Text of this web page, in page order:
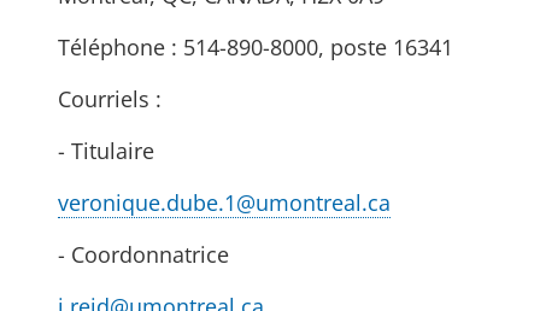
Téléphone : 514-890-8000, poste 16341
Courriels :
- Titulaire
veronique.dube.1@umontreal.ca
- Coordonnatrice